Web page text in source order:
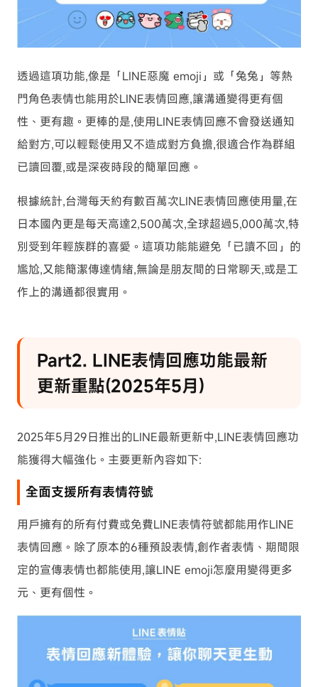
透過這項功能,像是「LINE惡魔 emoji」或「兔兔」等熱
門角色表情也能用於LINE表情回應,讓溝通變得更有個
性、更有趣。更棒的是,使用LINE表情回應不會發送通知
給對方,可以輕鬆使用又不造成對方負擔,很適合作為群組
已讀回覆,或是深夜時段的簡單回應。
根據統計,台灣每天約有數百萬次LINE表情回應使用量,在
日本國內更是每天高達2,500萬次,全球超過5,000萬次,特
別受到年輕族群的喜愛。這項功能能避免「已讀不回」的
尷尬,又能簡潔傳達情緒,無論是朋友間的日常聊天,或是工
作上的溝通都很實用。
Part2. LINE表情回應功能最新
更新重點(2025年5月)
2025年5月29日推出的LINE最新更新中,LINE表情回應功
能獲得大幅強化。主要更新內容如下:
全面支援所有表情符號
用戶擁有的所有付費或免費LINE表情符號都能用作LINE
表情回應。除了原本的6種預設表情,創作者表情、期間限
定的宣傳表情也都能使用,讓LINE emoji怎麼用變得更多
元、更有個性。